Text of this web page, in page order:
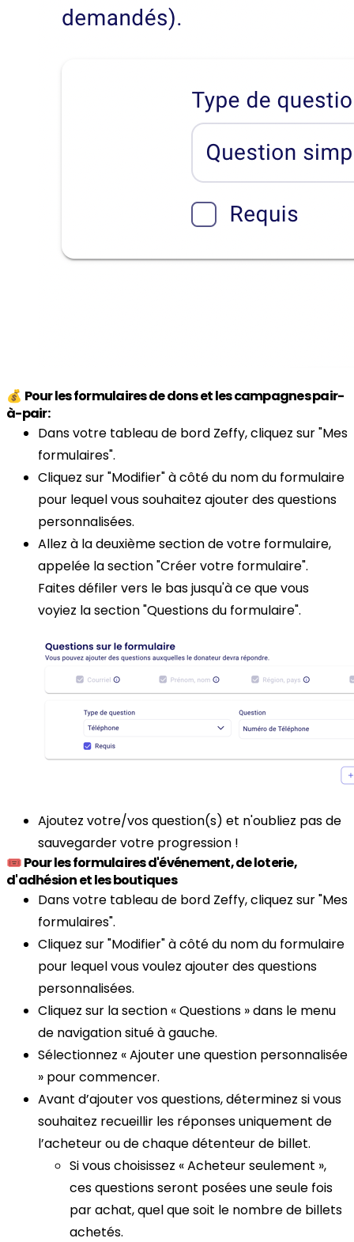
💰 Pour les formulaires de dons et les campagnes pair-
à-pair:
Dans votre tableau de bord Zeffy, cliquez sur "Mes
formulaires".
Cliquez sur "Modifier" à côté du nom du formulaire
pour lequel vous souhaitez ajouter des questions
personnalisées.
Allez à la deuxième section de votre formulaire,
appelée la section "Créer votre formulaire".
Faites défiler vers le bas jusqu'à ce que vous
voyiez la section "Questions du formulaire".
Ajoutez votre/vos question(s) et n'oubliez pas de
sauvegarder votre progression !
🎟️ Pour les formulaires d'événement, de loterie,
d'adhésion et les boutiques
Dans votre tableau de bord Zeffy, cliquez sur "Mes
formulaires".
Cliquez sur "Modifier" à côté du nom du formulaire
pour lequel vous voulez ajouter des questions
personnalisées.
Cliquez sur la section « Questions » dans le menu
de navigation situé à gauche.
Sélectionnez « Ajouter une question personnalisée
» pour commencer.
Avant d’ajouter vos questions, déterminez si vous
souhaitez recueillir les réponses uniquement de
l’acheteur ou de chaque détenteur de billet.
Si vous choisissez « Acheteur seulement »,
ces questions seront posées une seule fois
par achat, quel que soit le nombre de billets
achetés.